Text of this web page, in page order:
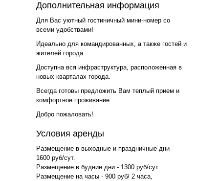
Дополнительная информация
Для Вас уютный гостиничный мини-номер со
всеми удобствами!
Идеально для командированных, а также гостей и
жителей города.
Доступна вся инфраструктура, расположенная в
новых кварталах города.
Всегда готовы предложить Вам теплый прием и
комфортное проживание.
Добро пожаловать!
Условия аренды
Размещение в выходные и праздничные дни -
1600 руб/сут.
Размещение в будние дни - 1300 руб/сут.
Размещение на часы - 900 руб/ 2 часа,